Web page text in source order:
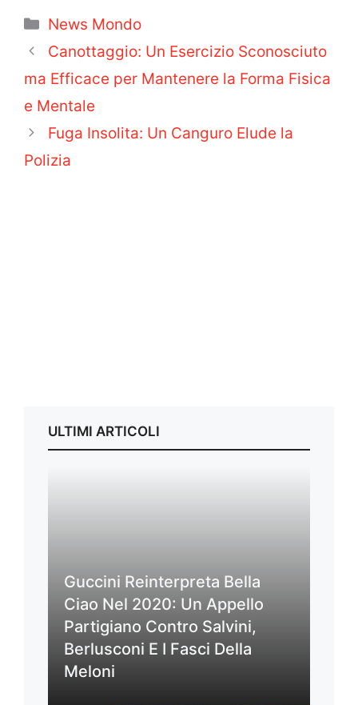
Categorie
News Mondo
Canottaggio: Un Esercizio Sconosciuto
ma Efficace per Mantenere la Forma Fisica
e Mentale
Fuga Insolita: Un Canguro Elude la
Polizia
ULTIMI ARTICOLI
Guccini Reinterpreta Bella
Ciao Nel 2020: Un Appello
Partigiano Contro Salvini,
Berlusconi E I Fasci Della
Meloni